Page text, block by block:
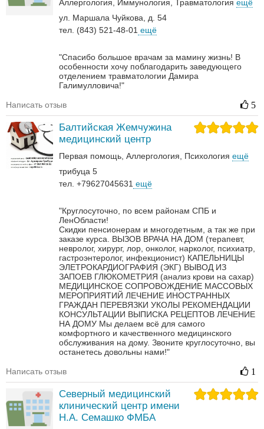
Аллергология Иммунология Травматология ещё
ул. Маршала Чуйкова, д. 54
тел. (843) 521-48-01 ещё
"Спасибо большое врачам за мамину жизнь! В
особенности хочу поблагодарить заведующего
отделением травматологии Дамира
Галимулловича!"
Написать отзыв 5
Балтийская Жемчужина
медицинский центр
Первая помощь Аллергология Психология ещё
трибуца 5
тел. +79627045631 ещё
"Круглосуточно, по всем районам СПБ и
ЛенОбласти!
Скидки пенсионерам и многодетным, а так же при
заказе курса. ВЫЗОВ ВРАЧА НА ДОМ (терапевт,
невролог, хирург, лор, онколог, нарколог, психиатр,
гастроэнтеролог, инфекционист) КАПЕЛЬНИЦЫ
ЭЛЕТРОКАРДИОГРАФИЯ (ЭКГ) ВЫВОД ИЗ
ЗАПОЕВ ГЛЮКОМЕТРИЯ (анализ крови на сахар)
МЕДИЦИНСКОЕ СОПРОВОЖДЕНИЕ МАССОВЫХ
МЕРОПРИЯТИЙ ЛЕЧЕНИЕ ИНОСТРАННЫХ
ГРАЖДАН ПЕРЕВЯЗКИ УКОЛЫ РЕКОМЕНДАЦИИ
КОНСУЛЬТАЦИИ ВЫПИСКА РЕЦЕПТОВ ЛЕЧЕНИЕ
НА ДОМУ Мы делаем всё для самого
комфортного и качественного медицинского
обслуживания на дому. Звоните круглосуточно, вы
останетесь довольны нами!"
Написать отзыв 1
Северный медицинский
клинический центр имени
Н.А. Семашко ФМБА